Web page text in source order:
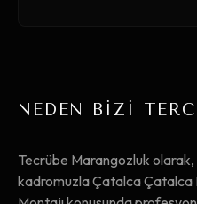
NEDEN BİZİ
Tecrübe Marangozluk olarak,
kadromuzla Çatalca Çatalca